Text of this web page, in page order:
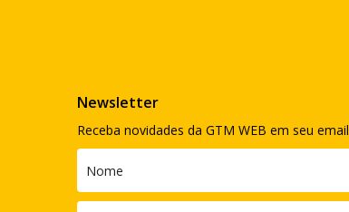
Newsletter
Receba novidades da GTM WEB em seu email